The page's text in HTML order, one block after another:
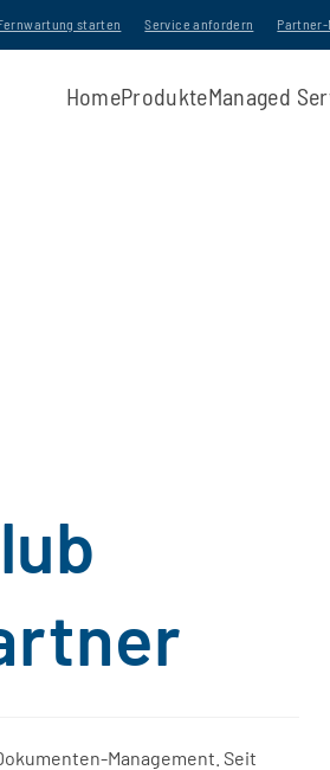
starten Service anfordern Partner-
HomeProdukteManaged
Management. Seit